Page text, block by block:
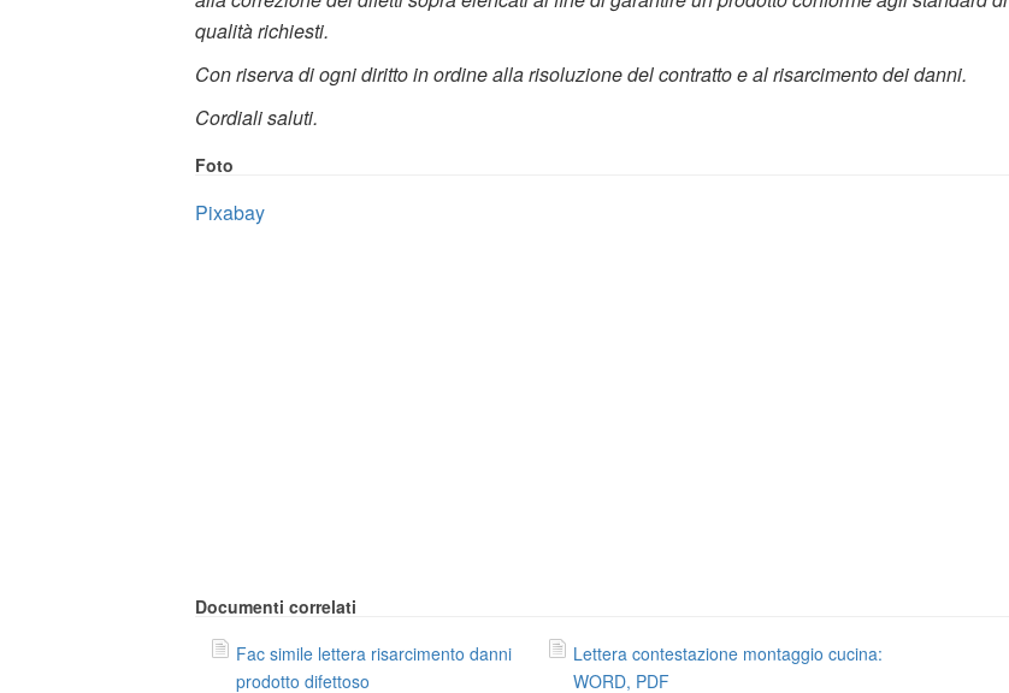
qualità richiesti.
Con riserva di ogni diritto in ordine alla risoluzione del contratto e al risarcimento dei danni.
Cordiali saluti.
Foto
Pixabay
Documenti correlati
Fac simile lettera risarcimento danni
prodotto difettoso
Lettera contestazione montaggio cucina:
WORD, PDF